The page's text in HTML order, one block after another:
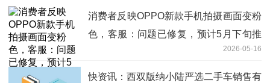
消费者反映OPPO新款手机拍摄画面变粉
色，客服：问题已修复，预计5月下旬推
2026-05-16
快资讯：西双版纳小陆严选二手车销售有